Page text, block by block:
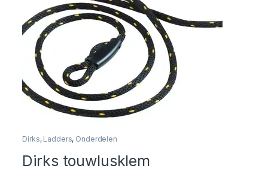
Dirks, Ladders, Onderdelen
Dirks touwlusklem